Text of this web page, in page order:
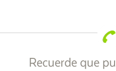
Recuerde que